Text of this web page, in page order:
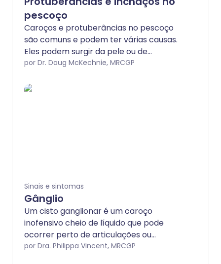
pescoço
Caroços e protuberâncias no pescoço
são comuns e podem ter várias causas.
Eles podem surgir da pele ou de
estruturas subjacentes.
por Dr. Doug McKechnie, MRCGP
Sinais e sintomas
Gânglio
Um cisto ganglionar é um caroço
inofensivo cheio de líquido que pode
ocorrer perto de articulações ou
tendões. Eles são mais comumente
por Dra. Philippa Vincent, MRCGP